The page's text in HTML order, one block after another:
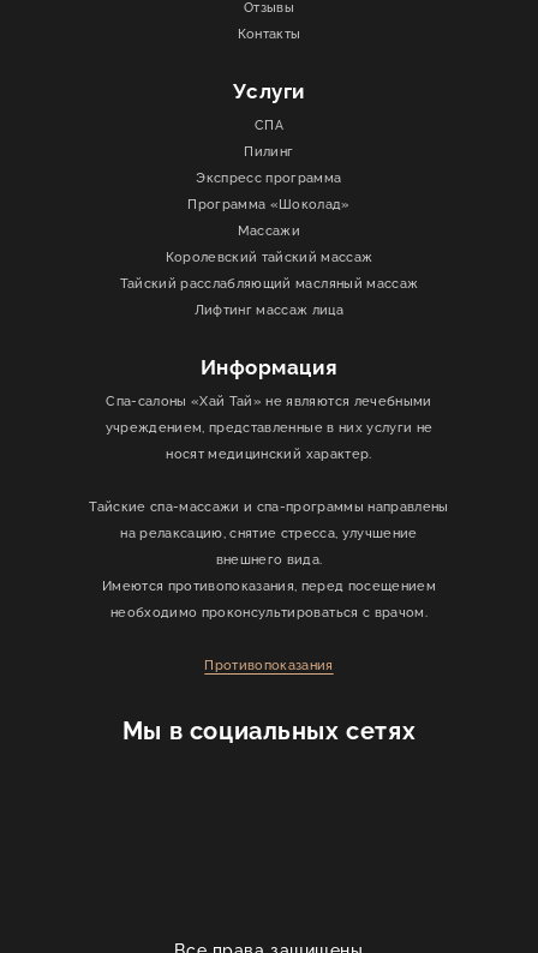
Мы в социальных сетях
Отзывы
Контакты
Услуги
СПА
Пилинг
Экспресс программа
Программа «Шоколад»
Массажи
Королевский тайский массаж
Тайский расслабляющий масляный массаж
Лифтинг массаж лица
Информация
Спа-салоны «Хай Тай» не являются лечебными
учреждением, представленные в них услуги не
носят медицинский характер.
Тайские спа-массажи и спа-программы направлены
на релаксацию, снятие стресса, улучшение
внешнего вида.
Имеются противопоказания, перед посещением
необходимо проконсультироваться с врачом.
Противопоказания